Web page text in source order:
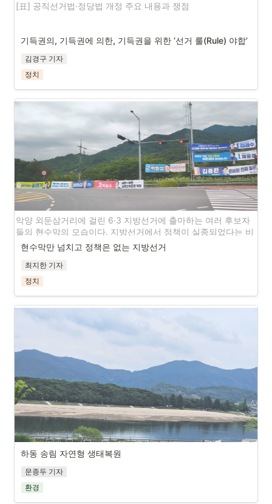
[표] 공직선거법·정당법 개정 주요 내용과 쟁점
기득권의, 기득권에 의한, 기득권을 위한 ‘선거 룰(Rule) 야합’
김경구 기자
정치
악양 외둔삼거리에 걸린 6·3 지방선거에 출마하는 여러 후보자
들의 현수막의 모습이다. 지방선거에서 정책이 실종되었다는 비
판은 둘째치고, 지정게시대가 아닌 곳에도 현수막을걸 수 있어
도시 미관을 해치는 정치인들의 특권을 박탈해야 한다.
현수막만 넘치고 정책은 없는 지방선거
최지한 기자
정치
하동 송림 자연형 생태복원
문종두 기자
환경